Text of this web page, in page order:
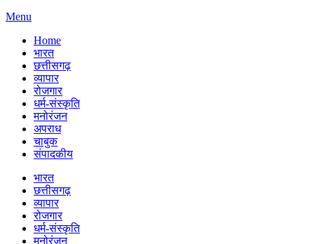
Menu
Home
भारत
छत्तीसगढ़
व्यापार
रोजगार
धर्म-संस्कृति
मनोरंजन
अपराध
चाबुक
संपादकीय
भारत
छत्तीसगढ़
व्यापार
रोजगार
धर्म-संस्कृति
मनोरंजन